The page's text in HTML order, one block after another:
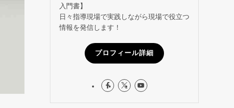
入門書】
日々指導現場で実践しながら現場で役立つ
情報を発信します！
プロフィール詳細